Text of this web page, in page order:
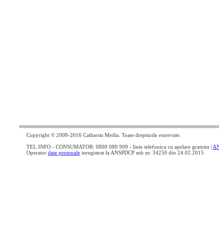
Copyright © 2008-2016 Catharsis Media. Toate drepturile rezervate.
TEL INFO - CONSUMATOR: 0800 080 999 - linie telefonica cu apelare gratuita |
Operator date personale inregistrat la ANSPDCP sub nr. 34250 din 24.02.2015